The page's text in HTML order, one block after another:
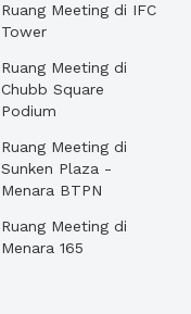
Ruang Meeting di IFC
Tower
Ruang Meeting di
Chubb Square
Podium
Ruang Meeting di
Sunken Plaza -
Menara BTPN
Ruang Meeting di
Menara 165